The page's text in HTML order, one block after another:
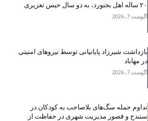
۲۰ ساله اهل بجنورد، به دو سال حبس تعزیری
آگوست 7, 2026
بازداشت شیرزاد پایانیانی توسط نیروهای امنیتی
در مهاباد
آگوست 7, 2026
تداوم حمله سگ‌های بلاصاحب به کودکان در
سنندج و قصور مدیریت شهری در حفاظت از